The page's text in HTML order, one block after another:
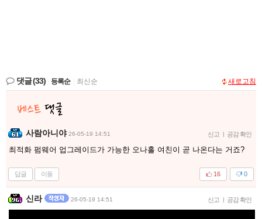
댓글(33) 등록순 최신순 새로고침
사람아니야 26-05-19 14:51 신고 | 공감 확인
최적화 펌웨어 업그레이드가 가능한 오나홀 여친이 곧 나온다는 거죠?
답글 이동 0
16
신라 26-05-19 14:51 신고 | 공감 확인